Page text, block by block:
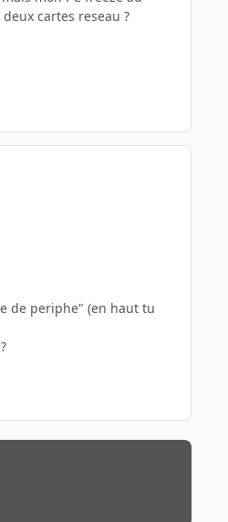
cartes reseau ?
de periphe" (en haut tu